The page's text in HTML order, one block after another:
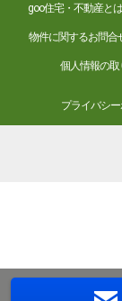
goo住宅・不動産とは
物件に関するお問合
個人情報の
プライバシ